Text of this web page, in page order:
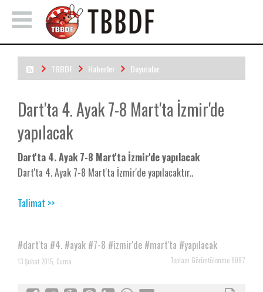
TBBDF Haberler
Duyurular
Dart'ta 4. Ayak 7-8 Mart'ta İzmir'de
yapılacak
Dart'ta 4. Ayak 7-8 Mart'ta İzmir'de yapılacak
Dart'ta 4. Ayak 7-8 Mart'ta İzmir'de yapılacaktır..
Talimat >>
#dart'ta #4. #ayak #7-8 #izmir'de #mart'ta #yapılacak
Toplam Görüntülenme 9097
13 Şubat 2015, Cuma